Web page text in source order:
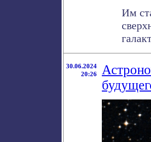
Им
30.06.2024
20:26